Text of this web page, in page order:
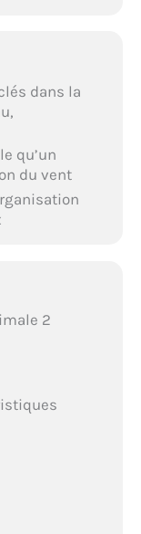
dans la
qu’un
du vent
2